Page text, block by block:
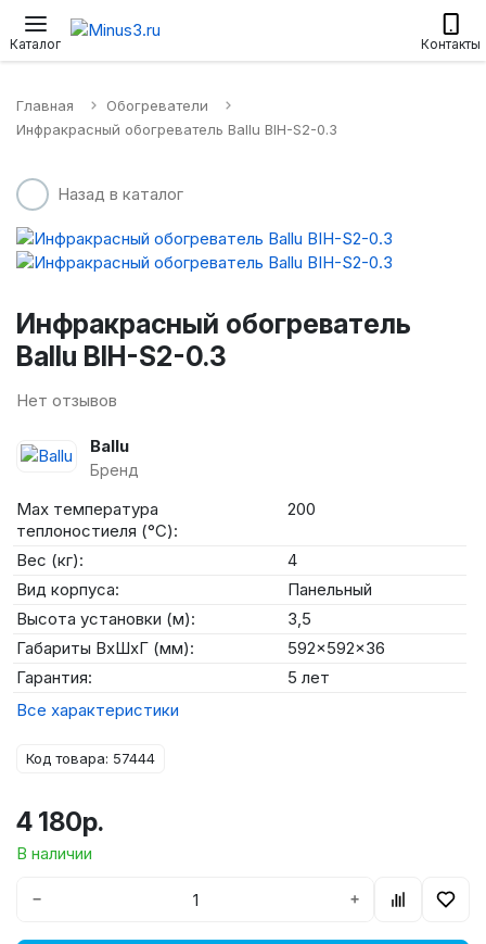
Каталог Контакты
Настенные сплит-системы
Главная
Обогреватели
Инфракрасный обогреватель Ballu BIH-S2-0.3
Назад в каталог
Инфракрасный обогреватель
Ballu BIH-S2-0.3
Нет отзывов
Ballu
Бренд
Max температура
теплоностиеля (°C):
200
Вес (кг):
4
Вид корпуса:
Панельный
Высота установки (м):
3,5
Габариты ВхШхГ (мм):
592x592x36
Гарантия:
5 лет
Все характеристики
Код товара: 57444
4 180р.
В наличии
− +